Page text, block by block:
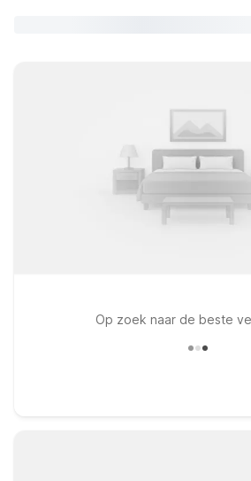
Op zoek naar de beste